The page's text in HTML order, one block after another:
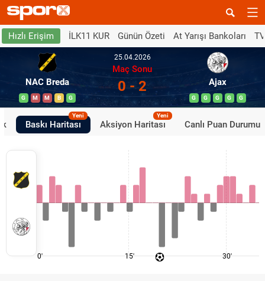
Hızlı Erişim İLK11 KUR Günün Özeti At Yarışı Bankoları
NAC Breda
G M M B G
25.04.2026
Maç Sonu
0 - 2 Ajax
G G G G G
Baskı Haritası
Yeni
Aksiyon Haritası
Yeni
Canlı Puan Durumu
0' 15' 30'